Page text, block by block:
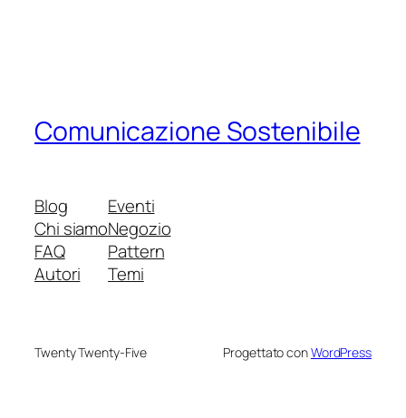
Comunicazione Sostenibile
Blog
Chi siamo
FAQ
Autori
Eventi
Negozio
Pattern
Temi
Twenty Twenty-Five Progettato conWordPress